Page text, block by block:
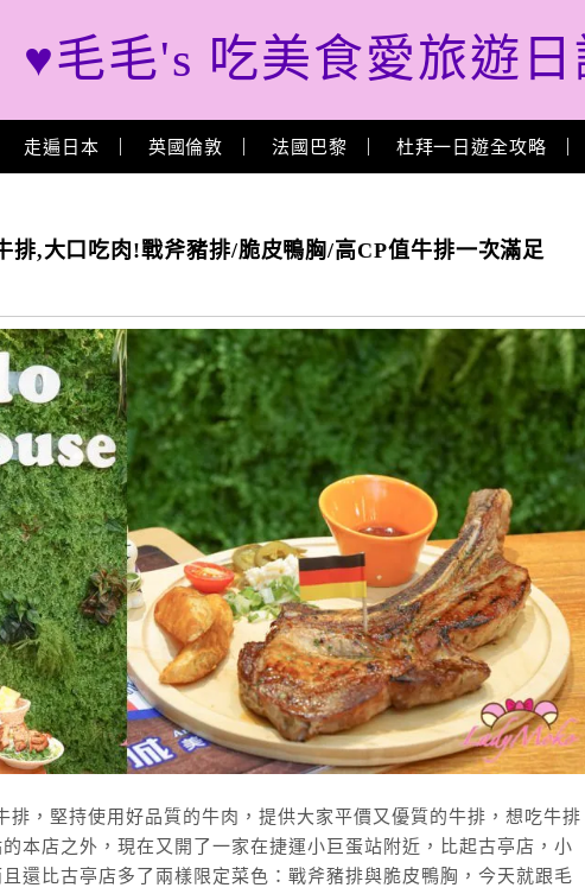
♥毛毛's 吃美食愛旅遊日
走遍日本 英國倫敦 法國巴黎 杜拜一日遊全攻略
排,大口吃肉!戰斧豬排/脆皮鴨胸/高CP值牛排一次滿足
排，堅持使用好品質的牛肉，提供大家平價又優質的牛排，想吃牛排
本店之外，現在又開了一家在捷運小巨蛋站附近，比起古亭店，小
還比古亭店多了兩樣限定菜色：戰斧豬排與脆皮鴨胸，今天就跟毛